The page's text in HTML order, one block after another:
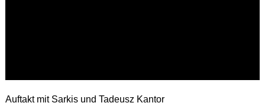
Auftakt mit Sarkis und Tadeusz Kantor